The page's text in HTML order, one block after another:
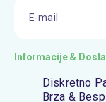
Informacije &
Diskretno
Brza &